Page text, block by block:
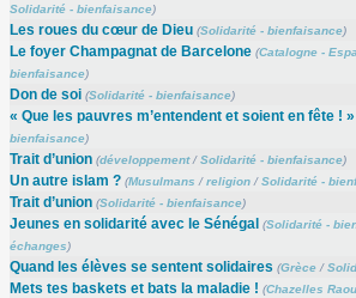
Solidarité - bienfaisance)
Les roues du cœur de Dieu (Solidarité - bienfaisance)
Le foyer Champagnat de Barcelone (Catalogne -
bienfaisance)
Don de soi (Solidarité - bienfaisance)
« Que les pauvres m’entendent et soient en fête !
bienfaisance)
Trait d’union (développement/Solidarité - bienfaisance)
Un autre islam ? (Musulmans /religion/Solidarité -
Trait d’union (Solidarité - bienfaisance)
Jeunes en solidarité avec le Sénégal (Solidarité -
échanges)
Quand les élèves se sentent solidaires (Grèce/
Mets tes baskets et bats la maladie ! (Chazelles